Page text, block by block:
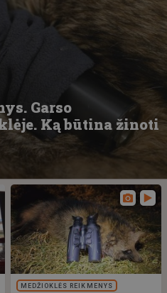
Garso
Ką būtina žinoti
MEDŽIOKLĖS REIKMENYS